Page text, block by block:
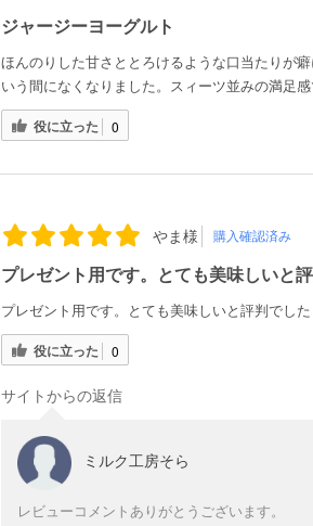
ジャージーヨーグルト
ほんのりした甘さととろけるような口当たりが
いう間になくなりました。スィーツ並みの満足感
役に立った 0
やま様 購入確認済み
プレゼント用です。とても美味しいと
プレゼント用です。とても美味しいと評判でした
役に立った 0
サイトからの返信
ミルク工房そら
レビューコメントありがとうございます。